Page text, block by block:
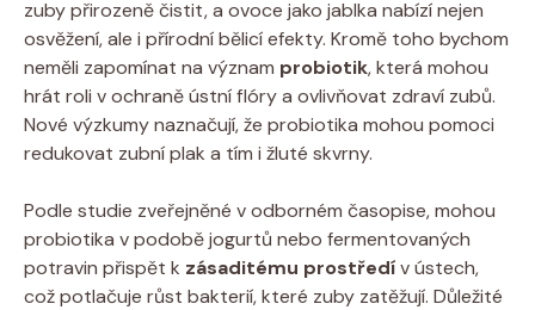
zuby přirozeně čistit, a ovoce jako jablka nabízí nejen
osvěžení, ale i přírodní bělicí efekty. Kromě toho bychom
neměli zapomínat na význam probiotik, která mohou
hrát roli v ochraně ústní flóry a ovlivňovat zdraví zubů.
Nové výzkumy naznačují, že probiotika mohou pomoci
redukovat zubní plak a tím i žluté skvrny.
Podle studie zveřejněné v odborném časopise, mohou
probiotika v podobě jogurtů nebo fermentovaných
potravin přispět k zásaditému prostředív ústech,
což potlačuje růst bakterií, které zuby zatěžují. Důležité